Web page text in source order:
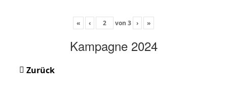
« ‹ von 3 › »
Kampagne 2024
Zurück